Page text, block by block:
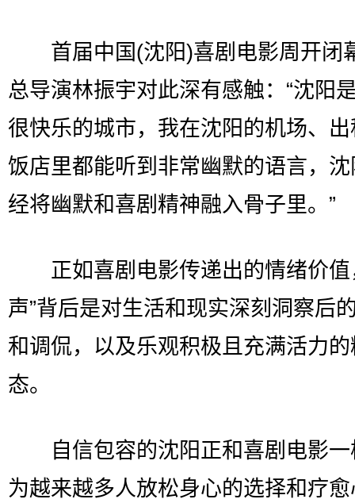
首届中国(沈阳)喜剧电影周开闭
总导演林振宇对此深有感触：“沈阳
很快乐的城市，我在沈阳的机场、
饭店里都能听到非常幽默的语言，
经将幽默和喜剧精神融入骨子里。”
正如喜剧电影传递出的情绪价值
声”背后是对生活和现实深刻洞察后
和调侃，以及乐观积极且充满活力
态。
自信包容的沈阳正和喜剧电影一
为越来越多人放松身心的选择和疗